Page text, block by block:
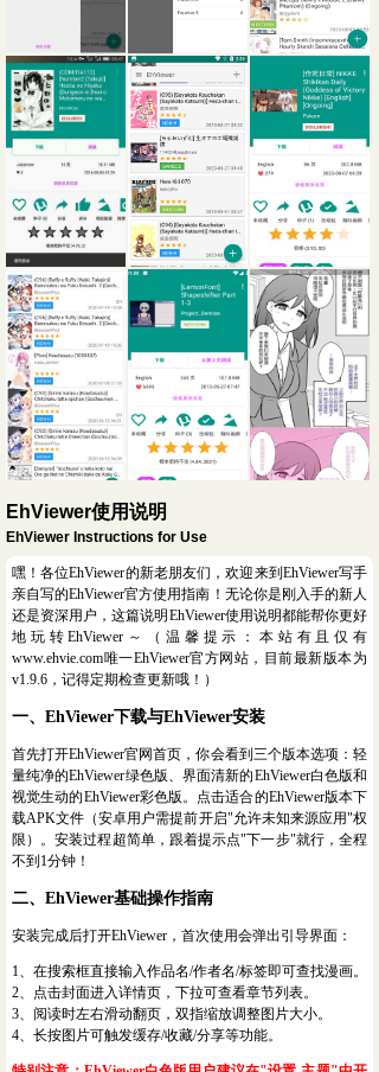
嘿！各位EhViewer的新老朋友们，欢迎来到EhViewer写手
亲自写的EhViewer官方使用指南！无论你是刚入手的新人
还是资深用户，这篇说明EhViewer使用说明都能帮你更好
地玩转EhViewer～（温馨提示：本站有且仅有
www.ehvie.com唯一EhViewer官方网站，目前最新版本为
v1.9.6，记得定期检查更新哦！）
一、EhViewer下载与EhViewer安装
首先打开EhViewer官网首页，你会看到三个版本选项：轻
量纯净的EhViewer绿色版、界面清新的EhViewer白色版和
视觉生动的EhViewer彩色版。点击适合的EhViewer版本下
载APK文件（安卓用户需提前开启"允许未知来源应用"权
限）。安装过程超简单，跟着提示点"下一步"就行，全程
不到1分钟！
二、EhViewer基础操作指南
安装完成后打开EhViewer，首次使用会弹出引导界面：
1、在搜索框直接输入作品名/作者名/标签即可查找漫画。
2、点击封面进入详情页，下拉可查看章节列表。
3、阅读时左右滑动翻页，双指缩放调整图片大小。
4、长按图片可触发缓存/收藏/分享等功能。
EhViewer使用说明
EhViewer Instructions for Use